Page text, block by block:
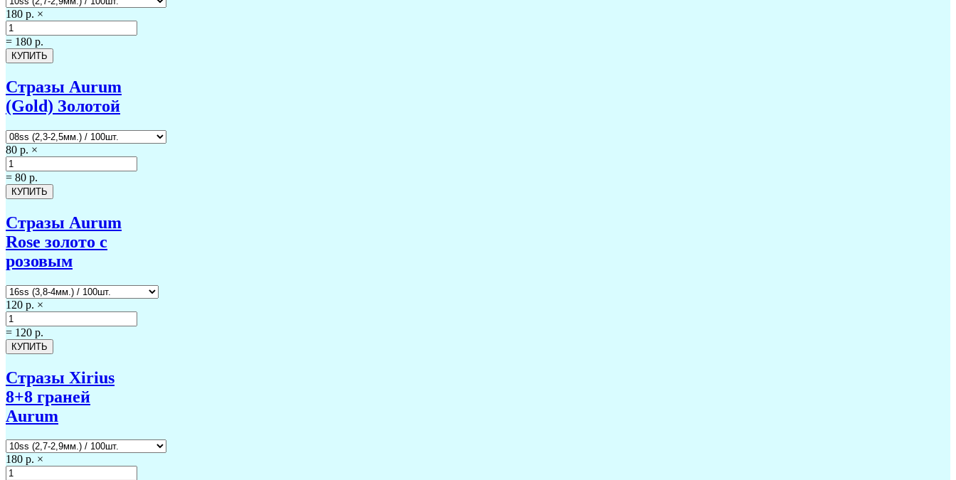
180 р. ×
= 180 р.
Стразы Aurum
(Gold) Золотой
80 р. ×
= 80 р.
Стразы Aurum
Rose золото с
розовым
120 р. ×
= 120 р.
Стразы Xirius
8+8 граней
Aurum
180 р. ×